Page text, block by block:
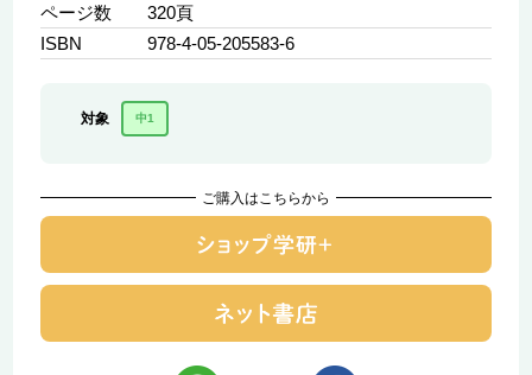
ページ数
320頁
ISBN
978-4-05-205583-6
対象 中1
ご購入はこちらから